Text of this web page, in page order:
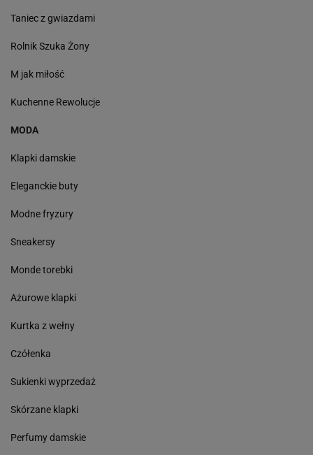
Taniec z gwiazdami
Rolnik Szuka Żony
M jak miłość
Kuchenne Rewolucje
MODA
Klapki damskie
Eleganckie buty
Modne fryzury
Sneakersy
Monde torebki
Ażurowe klapki
Kurtka z wełny
Czółenka
Sukienki wyprzedaż
Skórzane klapki
Perfumy damskie